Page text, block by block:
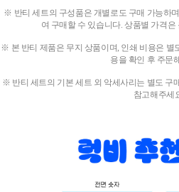
※ 반티 세트의 구성품은 개별로도 구매 가능하
여 구매할 수 있습니다. 상품별 가격은
※ 본 반티 제품은 무지 상품이며, 인쇄 비용은 별
용을 확인 후 주문
※ 반티 세트의 기본 세트 외 악세사리는 별도 구
참고해주세